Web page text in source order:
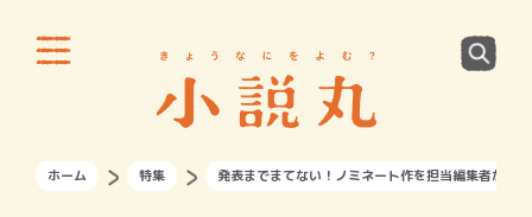
ホーム 特集 発表までまてない！ノミネート作を担当編集者が全